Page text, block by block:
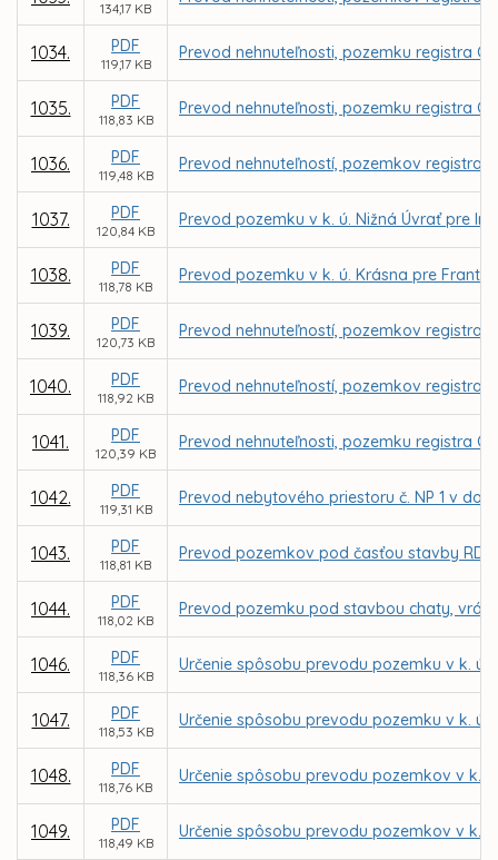
134,17 KB
1034. PDF
119,17 KB
Prevod nehnuteľnosti, pozemku registra C
1035. PDF
118,83 KB
Prevod nehnuteľnosti, pozemku registra
1036. PDF
119,48 KB
Prevod nehnuteľností, pozemkov registra
1037. PDF
120,84 KB
Prevod pozemku v k. ú. Nižná Úvrať pre
1038. PDF
118,78 KB
Prevod pozemku v k. ú. Krásna pre
1039. PDF
120,73 KB
Prevod nehnuteľností, pozemkov registra
1040. PDF
118,92 KB
Prevod nehnuteľností, pozemkov registra
1041. PDF
120,39 KB
Prevod nehnuteľnosti, pozemku registra
1042. PDF
119,31 KB
Prevod nebytového priestoru č. NP 1 v
1043. PDF
118,81 KB
Prevod pozemkov pod časťou stavby RD
1044. PDF
118,02 KB
Prevod pozemku pod stavbou chaty,
1046. PDF
118,36 KB
Určenie spôsobu prevodu pozemku v k. ú.
1047. PDF
118,53 KB
Určenie spôsobu prevodu pozemku v k.
1048. PDF
118,76 KB
Určenie spôsobu prevodu pozemkov v k.
1049. PDF
118,49 KB
Určenie spôsobu prevodu pozemkov v k.